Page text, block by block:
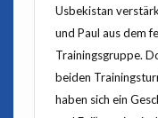
Usbekistan
und Paul aus dem
Trainingsgruppe.
beiden
haben sich ein